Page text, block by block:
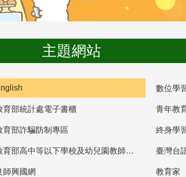
主題網站
數位學
育部統計處電子書櫃 青年教
育部詐騙防制專區 終身學
教育部高中等以下學校及幼兒園教師資格檢定考試 臺灣台
師興國網 教育家